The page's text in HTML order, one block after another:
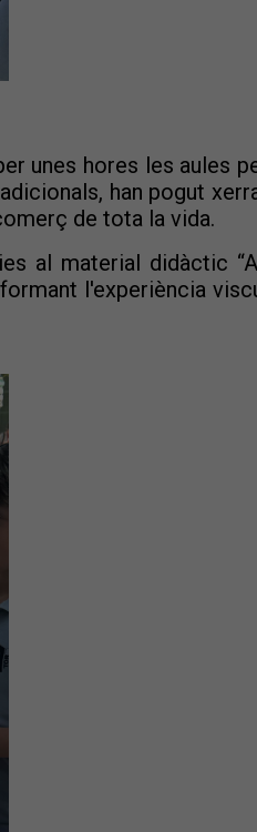
unes hores les aules
han pogut
de tota la vida.
al material didàctic
l'experiència